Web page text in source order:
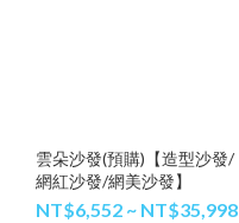
雲朵沙發(預購)【造型沙發/
網紅沙發/網美沙發】
NT$6,552 ~ NT$35,998